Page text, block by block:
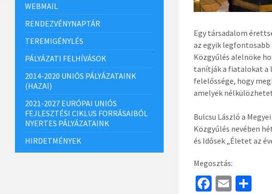
Egy társadalom
az egyik legfontosabb
Közgyűlés alelnöke
tanítják a fiatalokat a
felelőssége, hogy
amelyek
Bulcsu László a
Közgyűlés nevében
és Idősek „Életet az
Megosztás:
Fa E
WEBMAIL
RENDEZVÉNYNAPTÁR
TEREMIGÉNYLÉS
PÁLYÁZATI FELHÍVÁSOK
2014-2020 UNIÓS PÁLYÁZATAINK
(HAZAI)
2021-2027 EURÓPAI UNIÓS
FEJLESZTÉSI CIKLUS FORRÁSAIBÓL
NYERTES PÁLYÁZATAINK
HIRDETMÉNYEK